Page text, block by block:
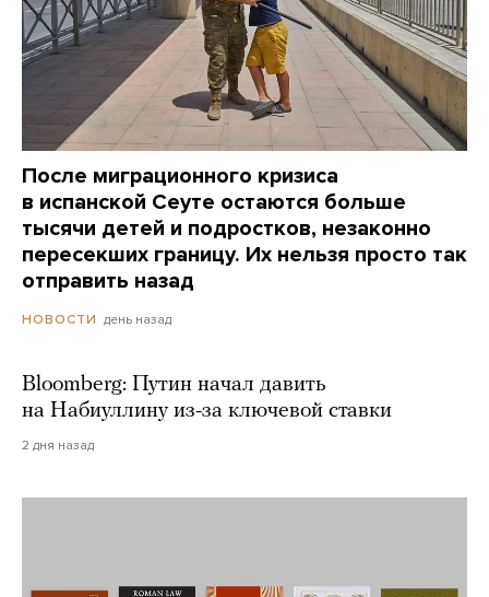
После миграционного кризиса
в испанской Сеуте остаются больше
тысячи детей и подростков, незаконно
пересекших границу. Их нельзя просто так
отправить назад
НОВОСТИ день назад
Bloomberg: Путин начал давить
на Набиуллину из-за ключевой ставки
2 дня назад